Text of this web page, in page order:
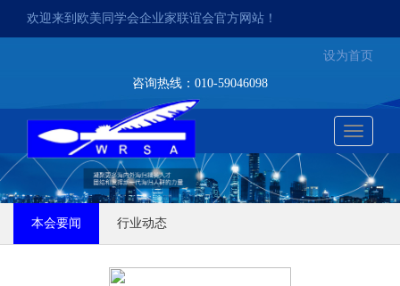
欢迎来到欧美同学会企业家联谊会官方网站！
设为首页
咨询热线：010-59046098
切
换
本会要闻 行业动态